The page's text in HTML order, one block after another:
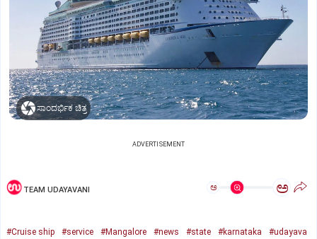
ಸಾಂದರ್ಭಿಕ ಚಿತ್ರ
ADVERTISEMENT
TEAM UDAYAVANI ಅ ಅ
#Cruise ship #service #Mangalore #news #state #karnataka
#udayava